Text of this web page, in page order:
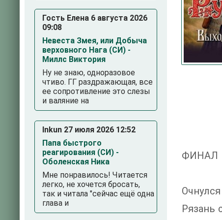
ФИНАЛ
Рязань
Гость Елена 6 августа 2026
09:08
Невеста Змея, или Добыча
верховного Нага (СИ) -
Миллс Виктория
Ну не знаю, одноразовое
чтиво. ГГ раздражающая, все
ее сопротивление это слезы
и валяние на
Inkun 27 июля 2026 12:52
Папа быстрого
реагирования (СИ) -
Оболенская Ника
Мне понравилось! Читается
легко, не хочется бросать,
так и читала "сейчас ещё одна
глава и